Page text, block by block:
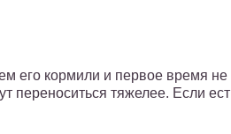
его кормили и первое время
переноситься тяжелее. Если